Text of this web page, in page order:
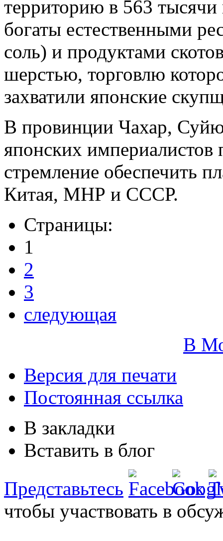
территорию в 563
богаты естественными
соль) и продуктами
шерстью, торговлю
захватили японские
В провинции Чахар,
японских империалистов
стремление обеспечить
Китая, МНР и СССР.
Страницы:
1
2
3
следующая
В
Версия для печати
Постоянная ссылка
В закладки
Вставить в блог
Представьтесь
чтобы участвовать в